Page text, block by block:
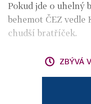
Pokud jde o uhelný
behemot ČEZ vedle
chudší bratříček.
ZBÝVÁ